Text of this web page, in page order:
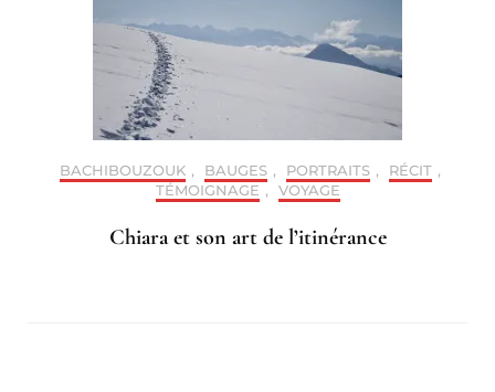
BACHIBOUZOUK , BAUGES , PORTRAITS , RÉCIT ,
TÉMOIGNAGE , VOYAGE
Chiara et son art de l’itinérance